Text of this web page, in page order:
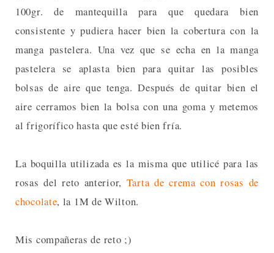
100gr. de mantequilla para que quedara bien
consistente y pudiera hacer bien la cobertura con la
manga pastelera. Una vez que se echa en la manga
pastelera se aplasta bien para quitar las posibles
bolsas de aire que tenga. Después de quitar bien el
aire cerramos bien la bolsa con una goma y metemos
al frigorífico hasta que esté bien fría.
La boquilla utilizada es la misma que utilicé para las
rosas del reto anterior, Tarta de crema con rosas de
chocolate, la 1M de Wilton.
Mis compañeras de reto ;)